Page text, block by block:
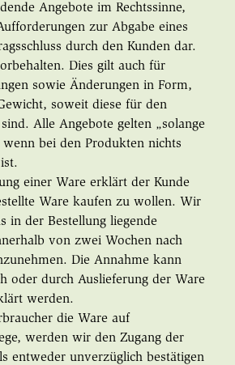
Angebote im Rechtssinne,
zur Abgabe eines
durch den Kunden dar.
Dies gilt auch für
sowie Änderungen in Form,
soweit diese für den
Alle Angebote gelten „solange
bei den Produkten nichts
einer Ware erklärt der Kunde
Ware kaufen zu wollen. Wir
in der Bestellung liegende
von zwei Wochen nach
Die Annahme kann
oder durch Auslieferung der Ware
werden.
die Ware auf
werden wir den Zugang der
entweder unverzüglich bestätigen